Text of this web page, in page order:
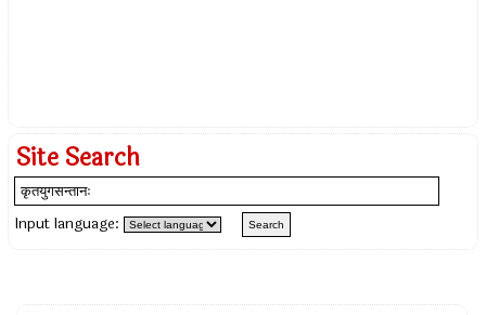
Site Search
Input language: